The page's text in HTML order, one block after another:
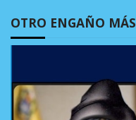
OTRO ENGAÑO MÁS